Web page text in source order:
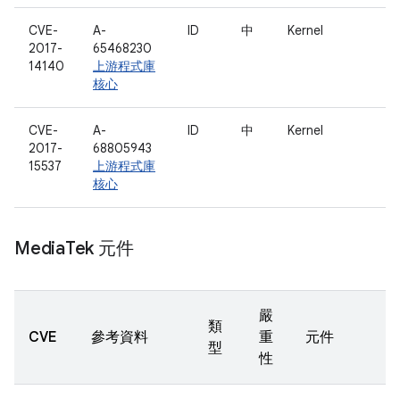
CVE-
2017-
14140
A-
65468230
上游程式庫
核心
ID 中 Kernel
CVE-
2017-
15537
A-
68805943
上游程式庫
核心
ID 中 Kernel
MediaTek 元件
CVE 參考資料
類
型
嚴
重
性
元件